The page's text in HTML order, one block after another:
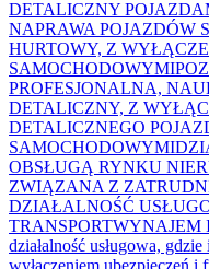
DETALICZNY
NAPRAWA POJAZDÓW
HURTOWY, Z
SAMOCHODOWYMI
PROFESJONALNA,
DETALICZNY, Z
DETALICZNEGO
SAMOCHODOWYMI
OBSŁUGĄ RYNKU
ZWIĄZANA Z
DZIAŁALNOŚĆ
TRANSPORTWYNAJEM
działalność usługowa,